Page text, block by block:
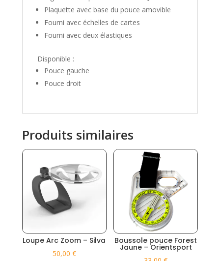
Plaquette avec base du pouce amovible
Fourni avec échelles de cartes
Fourni avec deux élastiques
Disponible :
Pouce gauche
Pouce droit
Produits similaires
Loupe Arc Zoom – Silva
50,00 €
Boussole pouce Forest
Jaune – Orientsport